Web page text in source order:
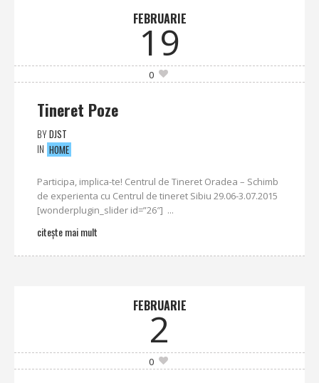
FEBRUARIE
19
0
Tineret Poze
BYDJST
IN HOME
Participa, implica-te! Centrul de Tineret Oradea – Schimb
de experienta cu Centrul de tineret Sibiu 29.06-3.07.2015
[wonderplugin_slider id=”26″] ...
citește mai mult
FEBRUARIE
2
0